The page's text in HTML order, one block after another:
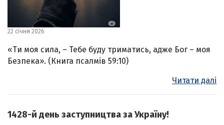
22 січня 2026
«Ти моя сила, – Тебе буду триматись, адже Бог – моя
Безпека». (Книга псалмів 59:10)
Читати далі
1428-й день заступництва за Україну!